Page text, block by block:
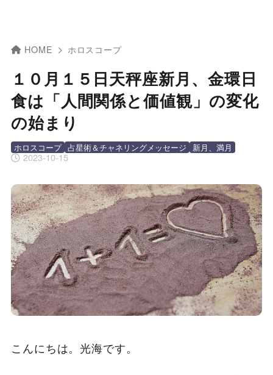
HOME ホロスコープ
１０月１５日天秤座新月、金環日
食は「人間関係と価値観」の変化
の始まり
2023-10-15
ホロスコープ 占星術＆チャネリングメッセージ 新月、満月
こんにちは。光海です。